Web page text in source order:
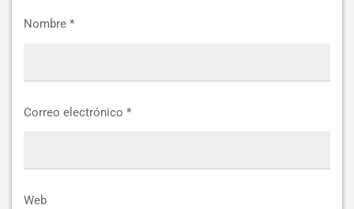
Nombre *
Correo electrónico *
Web